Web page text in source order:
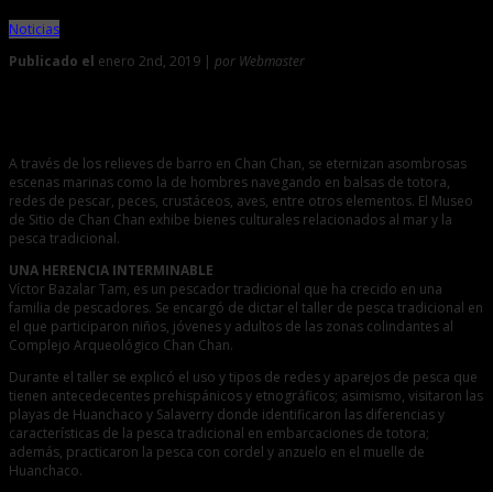
Noticias
Publicado el enero 2nd, 2019 | por Webmaster
A través de los relieves de barro en Chan Chan, se eternizan asombrosas
escenas marinas como la de hombres navegando en balsas de totora,
redes de pescar, peces, crustáceos, aves, entre otros elementos. El Museo
de Sitio de Chan Chan exhibe bienes culturales relacionados al mar y la
pesca tradicional.
UNA HERENCIA INTERMINABLE
Víctor Bazalar Tam, es un pescador tradicional que ha crecido en una
familia de pescadores. Se encargó de dictar el taller de pesca tradicional en
el que participaron niños, jóvenes y adultos de las zonas colindantes al
Complejo Arqueológico Chan Chan.
Durante el taller se explicó el uso y tipos de redes y aparejos de pesca que
tienen antecedecentes prehispánicos y etnográficos; asimismo, visitaron las
playas de Huanchaco y Salaverry donde identificaron las diferencias y
características de la pesca tradicional en embarcaciones de totora;
además, practicaron la pesca con cordel y anzuelo en el muelle de
Huanchaco.